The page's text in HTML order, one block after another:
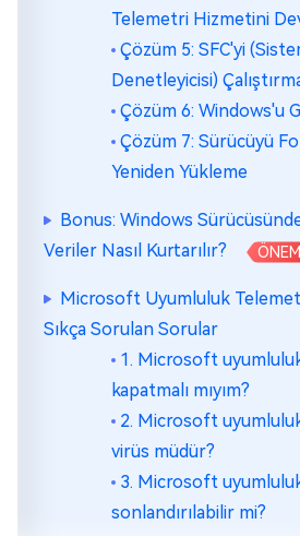
Telemetri Hizmetini
Çözüm 5: SFC'yi
Denetleyicisi)
Çözüm 6: Windows'u
Çözüm 7: Sürücüyü
Yeniden Yükleme
Bonus: Windows
Veriler Nasıl Kurtarılır?
Microsoft Uyumluluk
Sıkça Sorulan Sorular
1. Microsoft
kapatmalı mıyım?
2. Microsoft
virüs müdür?
3. Microsoft
sonlandırılabilir mi?